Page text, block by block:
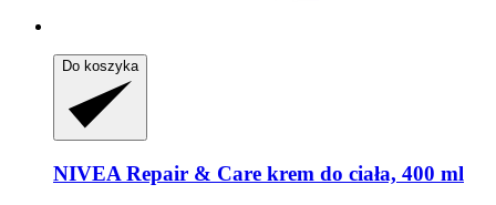
Do koszyka
NIVEA Repair & Care krem do ciała, 400 ml